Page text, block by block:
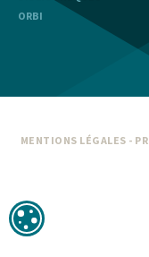
ORBI
MENTIONS LÉGALES -